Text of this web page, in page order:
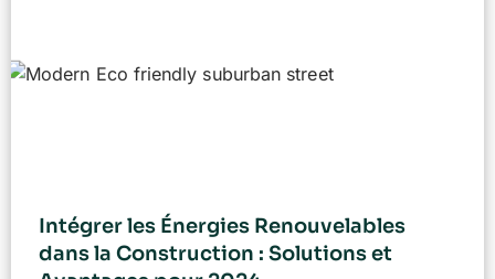
Intégrer les Énergies Renouvelables
dans la Construction : Solutions et